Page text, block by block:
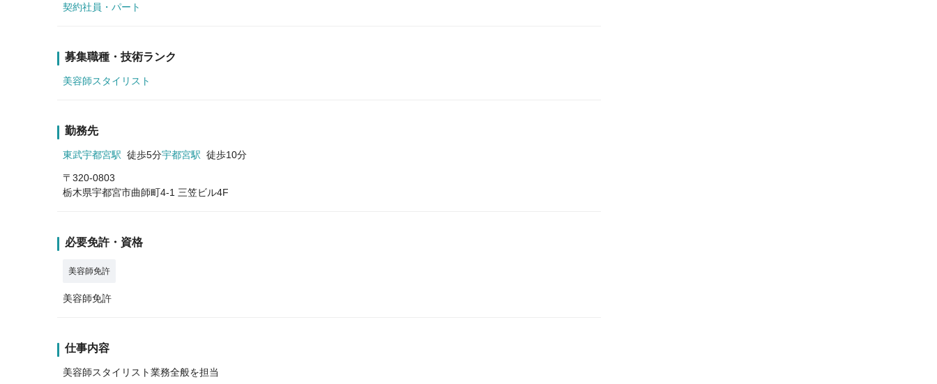
契約社員・パート
募集職種・技術ランク
美容師スタイリスト
勤務先
東武宇都宮駅 徒歩5分宇都宮駅 徒歩10分
〒320-0803
栃木県宇都宮市曲師町4-1 三笠ビル4F
必要免許・資格
美容師免許
美容師免許
仕事内容
美容師スタイリスト業務全般を担当